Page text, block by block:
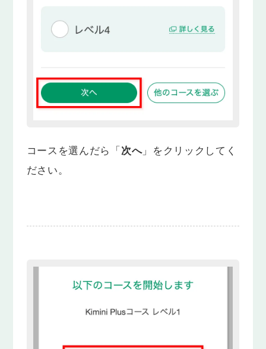
コースを選んだら「次へ」をクリックしてく
ださい。